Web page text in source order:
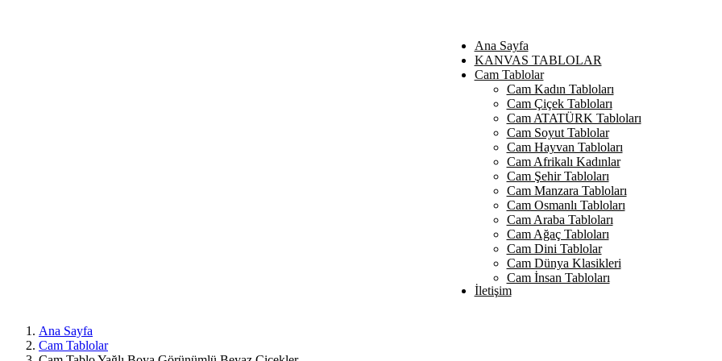
Ana Sayfa
KANVAS TABLOLAR
Cam Tablolar
Cam Kadın Tabloları
Cam Çiçek Tabloları
Cam ATATÜRK Tabloları
Cam Soyut Tablolar
Cam Hayvan Tabloları
Cam Afrikalı Kadınlar
Cam Şehir Tabloları
Cam Manzara Tabloları
Cam Osmanlı Tabloları
Cam Araba Tabloları
Cam Ağaç Tabloları
Cam Dini Tablolar
Cam Dünya Klasikleri
Cam İnsan Tabloları
İletişim
Ana Sayfa
Cam Tablolar